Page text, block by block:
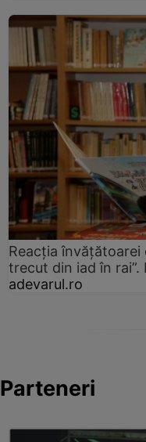
Reacția învățătoarei
trecut din iad în
adevarul.ro
Parteneri